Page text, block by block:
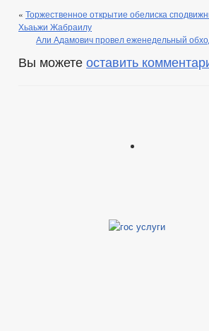
« Торжественное открытие обелиска
Хьаьжи Жабраилу
Али Адамович провел еженедельный
Вы можете оставить